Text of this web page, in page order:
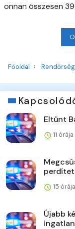
onnan összesen
Főoldal Rendőrség
Eltűnt
11
15
Újabb